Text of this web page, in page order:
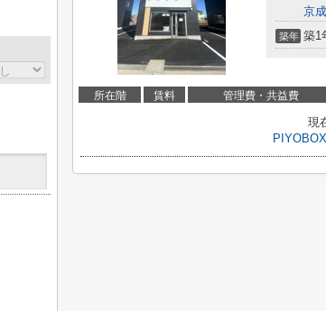
京
築年 築1
所在階 賃料 管理費・共益費
現